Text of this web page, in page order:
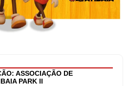
ASSOCIAÇÃO DE
PARK II